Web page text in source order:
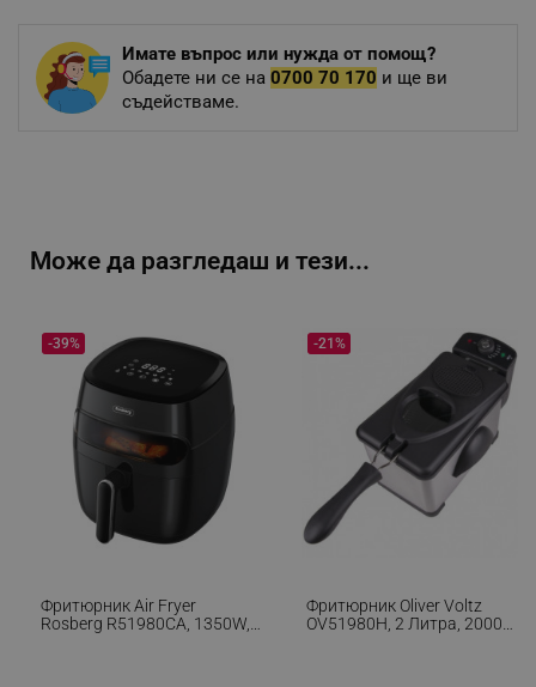
Имате въпрос или нужда от помощ?
Обадете ни се на 0700 70 170 и ще ви
съдействаме.
Може да разгледаш и тези...
Фритюрник Air Fryer
Rosberg R51980CA, 1350W,
-39%
Фритюрник Oliver Voltz
OV51980H, 2 Литра, 2000W,
-21%